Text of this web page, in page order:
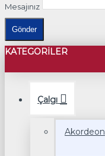
Mesajınız
Gönder
KATEGORILER
Çalgı
Akordeon